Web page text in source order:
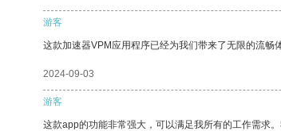
游客
这款加速器VPM应用程序已经为我们带来了无限的流畅
2024-09-03
游客
这款app的功能非常强大，可以满足我所有的工作需求